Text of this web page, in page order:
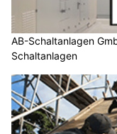
AB-Schaltanlagen
Schaltanlagen